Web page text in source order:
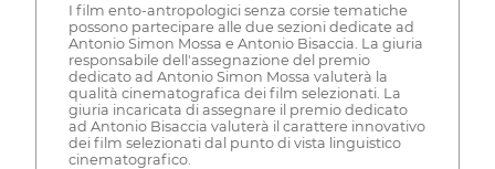
I film ento-antropologici senza corsie tematiche
possono partecipare alle due sezioni dedicate ad
Antonio Simon Mossa e Antonio Bisaccia. La giuria
responsabile dell'assegnazione del premio
dedicato ad Antonio Simon Mossa valuterà la
qualità cinematografica dei film selezionati. La
giuria incaricata di assegnare il premio dedicato
ad Antonio Bisaccia valuterà il carattere innovativo
dei film selezionati dal punto di vista linguistico
cinematografico.